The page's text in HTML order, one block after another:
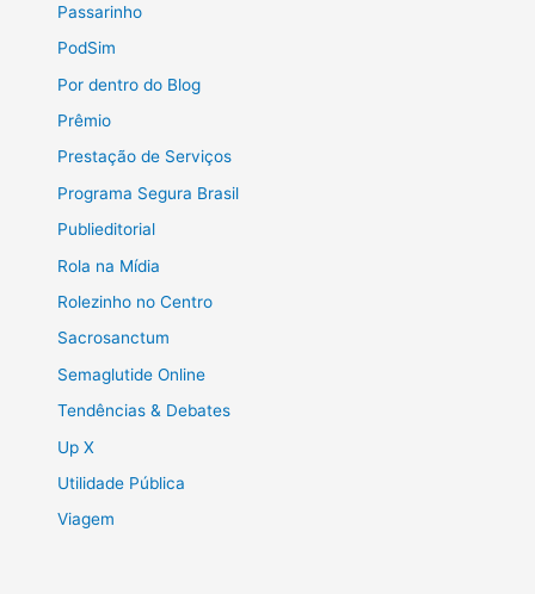
Passarinho
PodSim
Por dentro do Blog
Prêmio
Prestação de Serviços
Programa Segura Brasil
Publieditorial
Rola na Mídia
Rolezinho no Centro
Sacrosanctum
Semaglutide Online
Tendências & Debates
Up X
Utilidade Pública
Viagem